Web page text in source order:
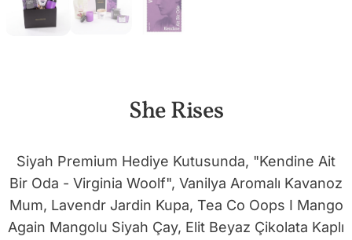
She Rises
Siyah Premium Hediye Kutusunda, "Kendine Ait
Bir Oda - Virginia Woolf", Vanilya Aromalı Kavanoz
Mum, Lavendr Jardin Kupa, Tea Co Oops I Mango
Again Mangolu Siyah Çay, Elit Beyaz Çikolata Kaplı